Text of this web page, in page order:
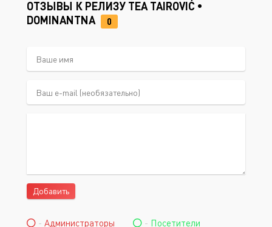
ОТЗЫВЫ К РЕЛИЗУ TEA TAIROVIĆ •
DOMINANTNA
0
Добавить
- Администраторы - Посетители